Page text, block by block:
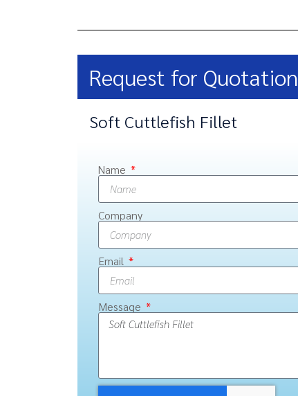
Request for Quotation
Soft Cuttlefish Fillet
Name
Company
Email
Message